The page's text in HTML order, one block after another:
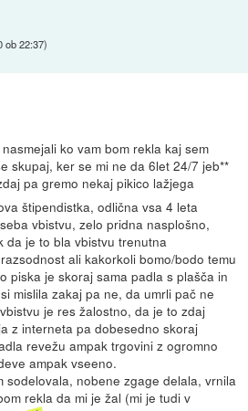
ob 22:37)
ko vam bom rekla kaj sem
skupaj, ker se mi ne da 6let 24/7 jeb**
pa gremo nekaj pikico lažjega
štipendistka, odlična vsa 4 leta
vbistvu, zelo pridna nasplošno,
da je to bla vbistvu trenutna
ali kakorkoli bomo/bodo temu
piska je skoraj sama padla s plašča in
mislila zakaj pa ne, da umrli pač ne
je res žalostno, da je to zdaj
z interneta pa dobesedno skoraj
revežu ampak trgovini z ogromno
ampak vseeno.
sodelovala, nobene zgage delala, vrnila
rekla da mi je žal (mi je tudi v